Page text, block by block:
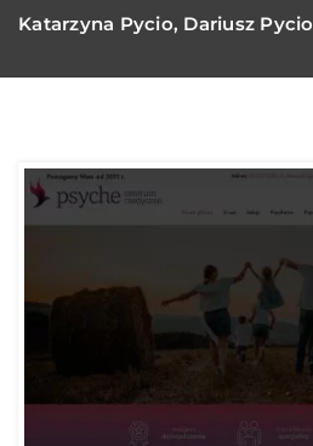
Katarzyna Pycio, Dariusz Pycio